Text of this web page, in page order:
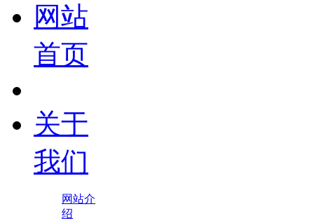
网站
首页
关于
我们
网站介
绍